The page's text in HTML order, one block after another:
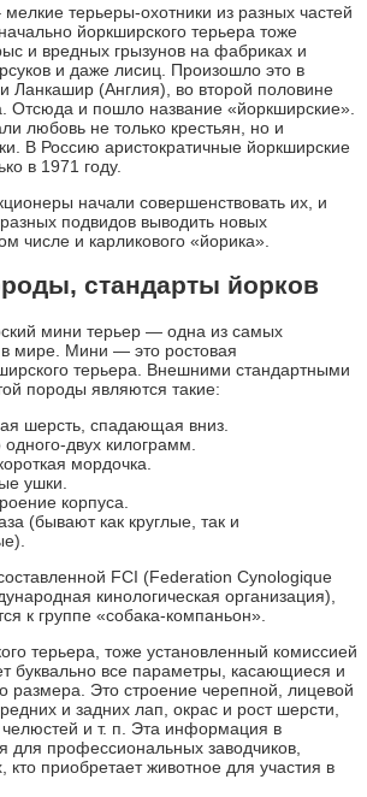
терьеры-охотники из разных частей
йоркширского терьера тоже
и вредных грызунов на фабриках и
и даже лисиц. Произошло это в
Ланкашир (Англия), во второй половине
Отсюда и пошло название «йоркширские».
любовь не только крестьян, но и
В Россию аристократичные йоркширские
в 1971 году.
начали совершенствовать их, и
подвидов выводить новых
числе и карликового «йорика».
стандарты йорков
мини терьер — одна из самых
в мире. Мини — это ростовая
терьера. Внешними стандартными
породы являются такие:
шерсть, спадающая вниз.
двух килограмм.
мордочка.
ушки.
корпуса.
(бывают как круглые, так и
FCI (Federation Cynologique
кинологическая организация),
к группе «собака-компаньон».
терьера, тоже установленный комиссией
буквально все параметры, касающиеся и
размера. Это строение черепной, лицевой
и задних лап, окрас и рост шерсти,
и т. п. Эта информация в
для профессиональных заводчиков,
кто приобретает животное для участия в